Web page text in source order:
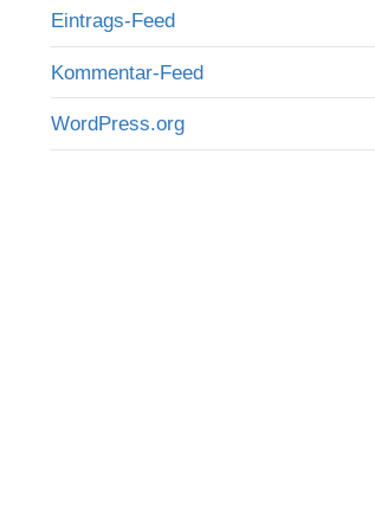
Eintrags-Feed
Kommentar-Feed
WordPress.org